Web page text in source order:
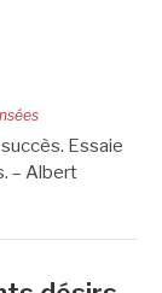
Essaie
– Albert